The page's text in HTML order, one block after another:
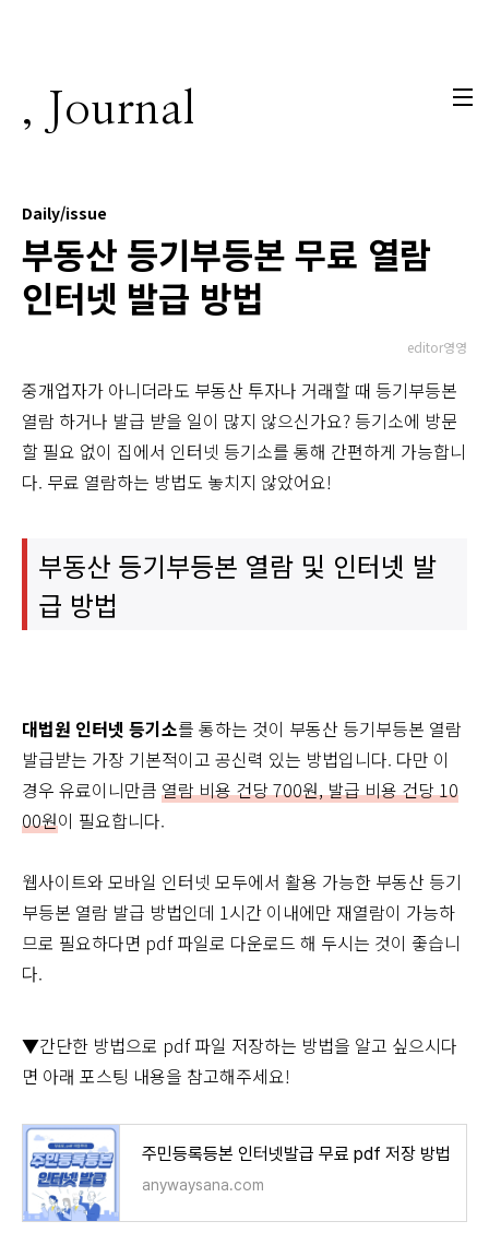
, Journal
Daily/issue
부동산 등기부등본 무료 열람
인터넷 발급 방법
editor영영
중개업자가 아니더라도 부동산 투자나 거래할 때 등기부등본
열람 하거나 발급 받을 일이 많지 않으신가요? 등기소에 방문
할 필요 없이 집에서 인터넷 등기소를 통해 간편하게 가능합니
다. 무료 열람하는 방법도 놓치지 않았어요!
부동산 등기부등본 열람 및 인터넷 발
급 방법
대법원 인터넷 등기소를 통하는 것이 부동산 등기부등본 열람
발급받는 가장 기본적이고 공신력 있는 방법입니다. 다만 이
경우 유료이니만큼 열람 비용 건당 700원, 발급 비용 건당 10
00원이 필요합니다.
웹사이트와 모바일 인터넷 모두에서 활용 가능한 부동산 등기
부등본 열람 발급 방법인데 1시간 이내에만 재열람이 가능하
므로 필요하다면 pdf 파일로 다운로드 해 두시는 것이 좋습니
다.
▼간단한 방법으로 pdf 파일 저장하는 방법을 알고 싶으시다
면 아래 포스팅 내용을 참고해주세요!
주민등록등본 인터넷발급 무료 pdf 저장 방법
anywaysana.com